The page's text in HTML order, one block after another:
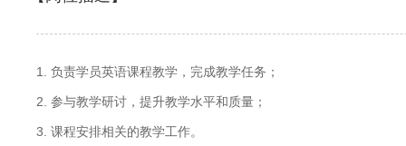
1. 负责学员英语课程教学，完成教学任务；
2. 参与教学研讨，提升教学水平和质量；
3. 课程安排相关的教学工作。